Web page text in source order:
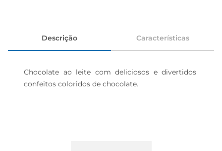
Descrição Características
Chocolate ao leite com deliciosos e divertidos
confeitos coloridos de chocolate.